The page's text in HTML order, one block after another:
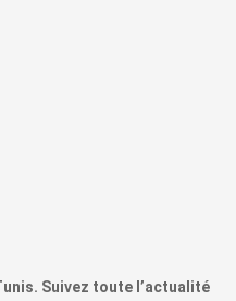
Suivez toute l’actualité